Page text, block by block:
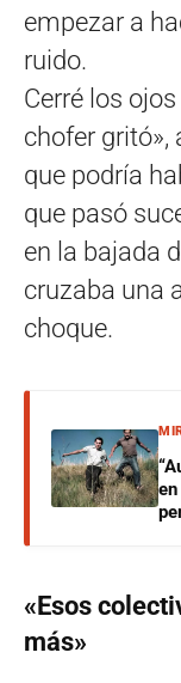
empezar a
ruido.
Cerré los
chofer gritó»,
que podría
que pasó
en la bajada
cruzaba una
choque.
«Esos
más»